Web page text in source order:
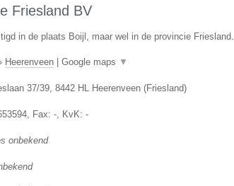
Friesland BV
in de plaats Boijl, maar wel in de provincie Friesland.
Heerenveen| Google maps ▼
37/39, 8442 HL Heerenveen(Friesland)
, Fax: -, KvK: -
onbekend